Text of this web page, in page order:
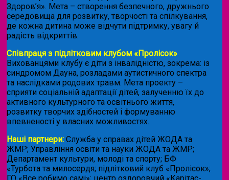
Здоров’я». Мета – створення безпечного, дружнього
середовища для розвитку, творчості та спілкування,
де кожна дитина може відчути підтримку, увагу й
радість відкриттів.
Співпраця з підлітковим клубом «Пролісок».
Вихованцями клубу є діти з інвалідністю, зокрема: із
синдромом Дауна, розладами аутистичного спектра
та наслідками родових травм. Мета проекту –
сприяти соціальній адаптації дітей, залученню їх до
активного культурного та освітнього життя,
розвитку творчих здібностей і формуванню
впевненості у власних можливостях.
Наші партнери: Служба у справах дітей ЖОДА та
ЖМР; Управління освіти та науки ЖОДА та ЖМР;
Департамент культури, молоді та спорту; БФ
«Турбота та милосердя; підлітковий клуб «Пролісок»;